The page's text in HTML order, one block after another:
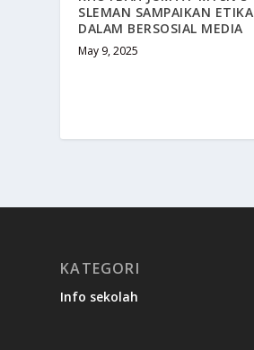
SLEMAN SAMPAIKAN ETIKA
DALAM BERSOSIAL MEDIA
May 9, 2025
KATEGORI
Info sekolah